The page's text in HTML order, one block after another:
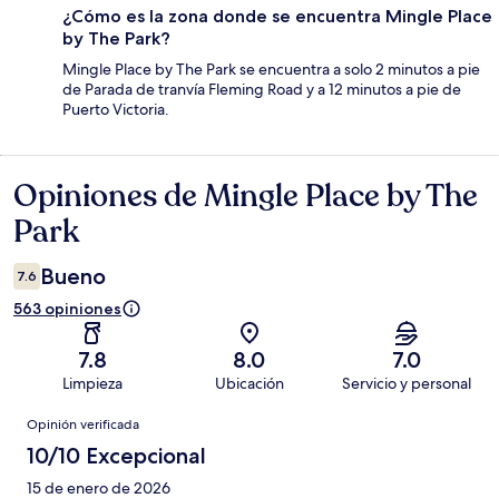
¿Cómo es la zona donde se encuentra Mingle Place
by The Park?
Mingle Place by The Park se encuentra a solo 2 minutos a pie
de Parada de tranvía Fleming Road y a 12 minutos a pie de
Puerto Victoria.
Opiniones
Opiniones de Mingle Place by The
Park
7.6 Bueno
563 opiniones
7.8
Limpieza
8.0
Ubicación
7.0
Servicio y personal
Opiniones
Opinión verificada
10/10 Excepcional
15 de enero de 2026